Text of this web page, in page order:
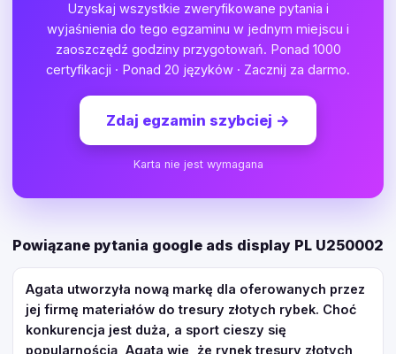
Uzyskaj wszystkie zweryfikowane pytania i
wyjaśnienia do tego egzaminu w jednym miejscu i
zaoszczędź godziny przygotowań. Ponad 1000
certyfikacji · Ponad 20 języków · Zacznij za darmo.
Zdaj egzamin szybciej →
Karta nie jest wymagana
Powiązane pytania google ads display PL U250002
Agata utworzyła nową markę dla oferowanych przez
jej firmę materiałów do tresury złotych rybek. Choć
konkurencja jest duża, a sport cieszy się
popularnością, Agata wie, że rynek tresury złotych